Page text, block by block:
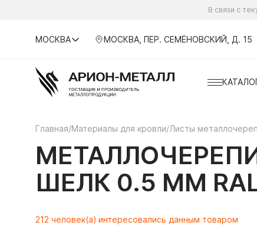
В связи с
МОСКВА МОСКВА, ПЕР. СЕМЁНОВСКИЙ, Д. 15
Главная/Материалы для кровли/Листы
ШЕЛК 0.5 ММ
212 человек(а) интересовались данным товаром